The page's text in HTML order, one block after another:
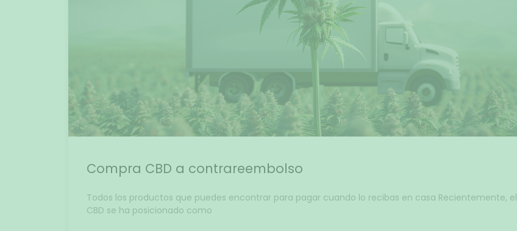
Compra CBD a contrareembolso
Todos los productos que puedes encontrar para pagar cuando lo recibas en casa Recientemente, el
CBD se ha posicionado como